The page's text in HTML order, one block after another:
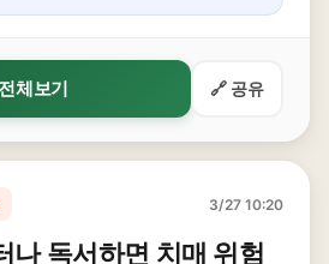
체보기 🔗 공유
3/27 10:20
나 독서하면 치매 위험